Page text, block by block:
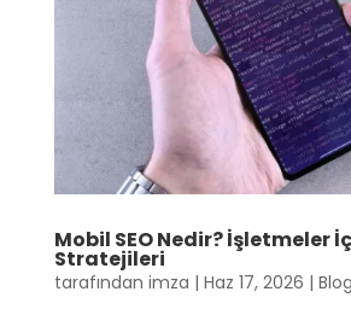
Mobil SEO Nedir? İşletmeler
Stratejileri
tarafından imza | Haz 17, 2026 | Blog